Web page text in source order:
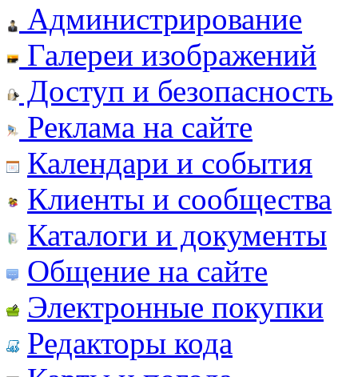
Администрирование
Галереи изображений
Доступ и безопасность
Реклама на сайте
Календари и события
Клиенты и сообщества
Каталоги и документы
Общение на сайте
Электронные покупки
Редакторы кода